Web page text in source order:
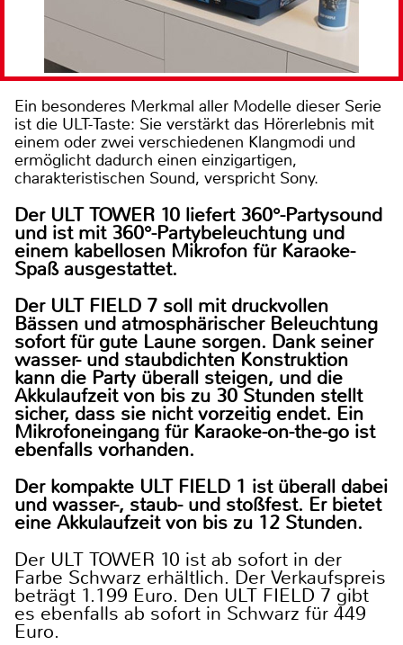
Ein besonderes Merkmal aller Modelle dieser Serie
ist die ULT-Taste: Sie verstärkt das Hörerlebnis mit
einem oder zwei verschiedenen Klangmodi und
ermöglicht dadurch einen einzigartigen,
charakteristischen Sound, verspricht Sony.
Der ULT TOWER 10 liefert 360°-Partysound
und ist mit 360°-Partybeleuchtung und
einem kabellosen Mikrofon für Karaoke-
Spaß ausgestattet.
Der ULT FIELD 7 soll mit druckvollen
Bässen und atmosphärischer Beleuchtung
sofort für gute Laune sorgen. Dank seiner
wasser- und staubdichten Konstruktion
kann die Party überall steigen, und die
Akkulaufzeit von bis zu 30 Stunden stellt
sicher, dass sie nicht vorzeitig endet. Ein
Mikrofoneingang für Karaoke-on-the-go ist
ebenfalls vorhanden.
Der kompakte ULT FIELD 1 ist überall dabei
und wasser-, staub- und stoßfest. Er bietet
eine Akkulaufzeit von bis zu 12 Stunden.
Der ULT TOWER 10 ist ab sofort in der
Farbe Schwarz erhältlich. Der Verkaufspreis
beträgt 1.199 Euro. Den ULT FIELD 7 gibt
es ebenfalls ab sofort in Schwarz für 449
Euro.